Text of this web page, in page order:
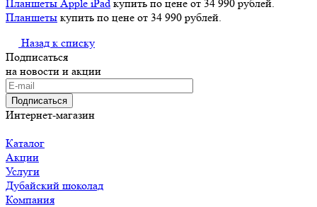
Планшеты Apple iPad купить по цене от 34 990 рублей.
Планшеты купить по цене от 34 990 рублей.
Назад к списку
Подписаться
на новости и акции
Подписаться
Интернет-магазин
Каталог
Акции
Услуги
Дубайский шоколад
Компания